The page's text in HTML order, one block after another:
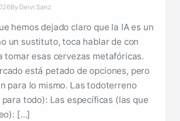
By Deivi Sanz
hemos dejado claro que la IA es un
un sustituto, toca hablar de con
tomar esas cervezas metafóricas.
está petado de opciones, pero
para lo mismo. Las todoterreno
todo): Las específicas (las que
[…]